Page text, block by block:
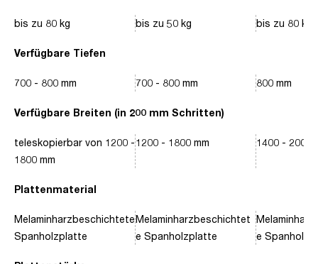
Verfügbare Tiefen
Verfügbare Breiten (in 200 mm Schritten)
Plattenmaterial
bis zu 80 kg
700 - 800 mm
teleskopierbar von 1200 -
1800 mm
Melaminharzbeschichtete
Spanholzplatte
bis zu 50 kg
700 - 800 mm
1200 - 1800 mm
Melaminharzbeschichtet
e Spanholzplatte
bis zu 80 kg
800 mm
1400 - 2000
e